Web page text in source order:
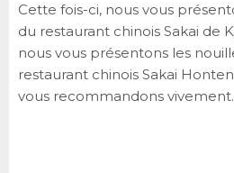
Cette fois-ci, nous vous
du restaurant chinois Sakai de
nous vous présentons les
restaurant chinois Sakai
vous recommandons vivement.